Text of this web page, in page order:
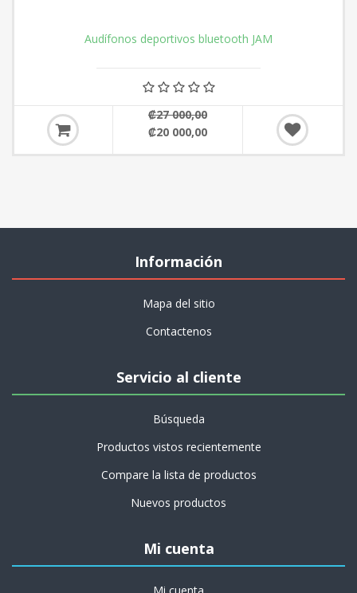
Audífonos deportivos bluetooth JAM
₡27 000,00
₡20 000,00
Información
Mapa del sitio
Contactenos
Servicio al cliente
Búsqueda
Productos vistos recientemente
Compare la lista de productos
Nuevos productos
Mi cuenta